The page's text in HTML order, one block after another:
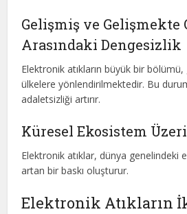
Gelişmiş ve Gelişmekte
Arasındaki Dengesizlik
Elektronik atıkların büyük bir
ülkelere yönlendirilmektedir. Bu
adaletsizliği artırır.
Küresel Ekosistem
Elektronik atıklar, dünya genelindeki
artan bir baskı oluşturur.
Elektronik Atıkların